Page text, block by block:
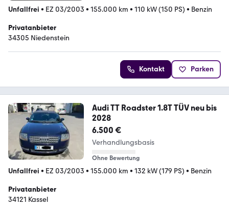
Unfallfrei • EZ 03/2003 • 155.000 km • 110 kW (150 PS) • Benzin
Privatanbieter
34305 Niedenstein
Kontakt Parken
Audi TT Roadster 1.8T TÜV neu bis
2028
6.500 €
Verhandlungsbasis
Ohne Bewertung
Unfallfrei • EZ 03/2003 • 155.000 km • 132 kW (179 PS) • Benzin
Privatanbieter
34121 Kassel